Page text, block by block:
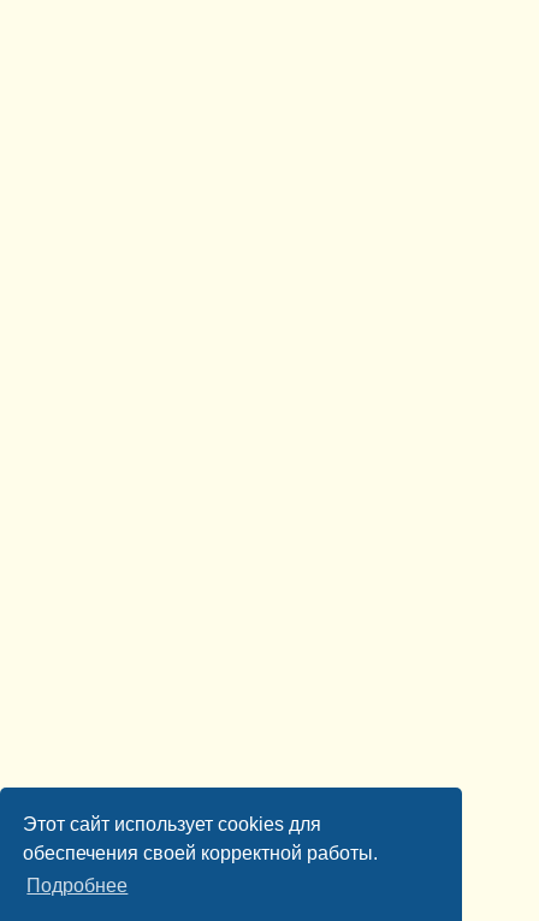
Этот сайт использует cookies для
обеспечения своей корректной работы.
Подробнее